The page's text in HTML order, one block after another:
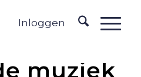
Inloggen
muziek